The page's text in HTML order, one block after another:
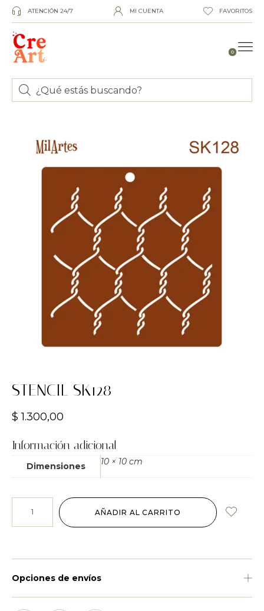
ATENCIÓN 24/7 MI CUENTA FAVORITOS
0
STENCIL SK128
$ 1.300,00
Información adicional
Dimensiones 10 × 10 cm
AÑADIR AL CARRITO
Opciones de envíos